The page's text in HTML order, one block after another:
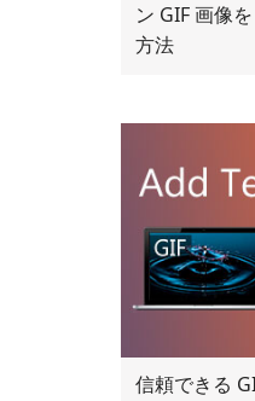
ン GIF 画像
方法
信頼できる